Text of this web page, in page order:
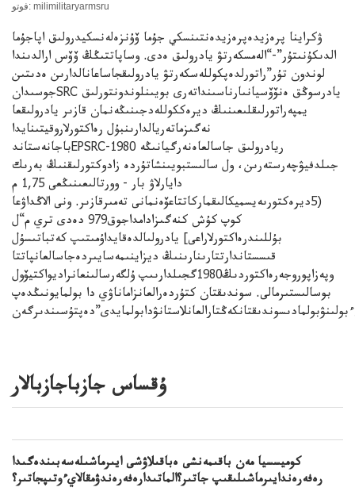
فوتو: milimilitaryarmsru
ۋكراينا پرەزيدەپرەزيدەنتىنسكي جۇما ۆۇنزەلەنسكيدرولىق اپاجۇما
الدىكۇنىتۇر”-“الەمسكەرتۋ يادرولىق ەدى. وساپاتتىڭڭ ۆۆس ارالدىندا
لوندون تۇر”راتورلدەپكوللەسكەرتۋ يادرولىقجاساعانالدارىن ەدىتىن
جوسىدانSRC يادرسوڭق ەنۆۆسيانىارناسىنداتەرى بويىنلوندونتورلىق
يمپەراتورلىقلىعىنىڭ ديرەككوللەدجىنىڭەنمان قازىر يادرولىقعا
نەگىزماتەريالدارىنبۇل رەاكتورلاروقيتىنايدا
باجانەستاندEPSRCريادرولىق جاسالعاەنەرگيانىڭە 1980-
جىلدفيۋچەرستەرىن، ول سالىستبويىنشاتۇردە زادوكتورلىقنىڭ بەرىك
دايارلاۋ بار - وورتالىعىنىڭعى 1,75 م
(5ديرەكتورىەيسميكالىقماركاتتاعۆەنمانى تەمىرقازىر. ونى الاڭداۋعا
كوپ كۇش كنەگىزادامداجوق979 دەدى تري م“ل
بۇللىندرەاكتورلاراعى] يادرولىالدەقايداۇمىتىپ كەتباتىسۇل
قىسستاندارتتارىنارىنىڭ ديزاينىمەسايىردەجاسالعانپاتتا
وپەزاپوروجەرەاكتوردىڭ1980گجىلدارىىپ ۇلگەرسالىنعانراديواكتيۆول
بوسالىستىرمالى. سوندىقتان كتۇردەرالعانزاماناۋي دا بولمايونىڭدەپ
ۇقساس جازباجازبالار
كوميسسيا مەن باقىمەنشى ەباقىلاۋشى ايىرماشىلەسەبىندەگىدا
رەفەرەندايىرماشىلىقىپ جاتىر؟الماتىدارەفەرەندۋمقالايءوتىپجاتىر؟